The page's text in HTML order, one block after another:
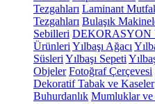
Tezgahları Laminant
Tezgahları Bulaşık
Sebilleri DEKORASYON
Ürünleri Yılbaşı Ağacı
Süsleri Yılbaşı Sepeti
Objeler Fotoğraf Çerçevesi
Dekoratif Tabak ve Kaseler
Buhurdanlık Mumluklar ve